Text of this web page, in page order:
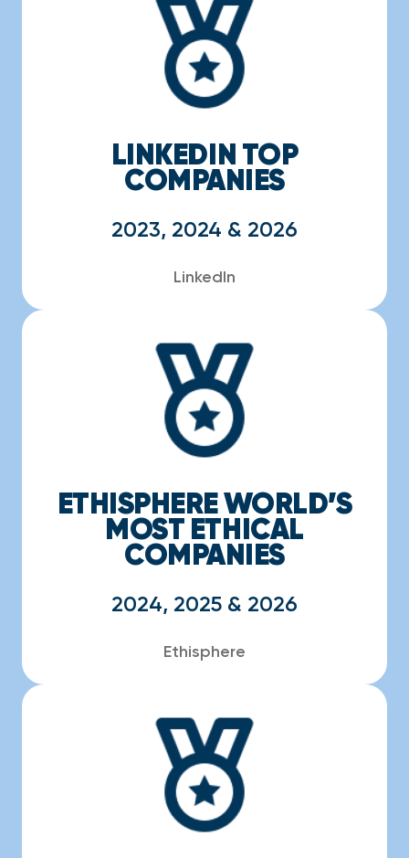
LINKEDIN TOP
COMPANIES
2023, 2024 & 2026
LinkedIn
ETHISPHERE WORLD’S
MOST ETHICAL
COMPANIES
2024, 2025 & 2026
Ethisphere